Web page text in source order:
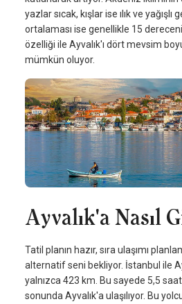
yazlar sıcak, kışlar ise ılık ve yağışlı
ortalaması ise genellikle 15
özelliği ile Ayvalık'ı dört mevsim
mümkün oluyor.
Ayvalık'a Nasıl
Tatil planın hazır, sıra ulaşımı
alternatif seni bekliyor. İstanbul ile
yalnızca 423 km. Bu sayede 5,5
sonunda Ayvalık'a ulaşılıyor. Bu